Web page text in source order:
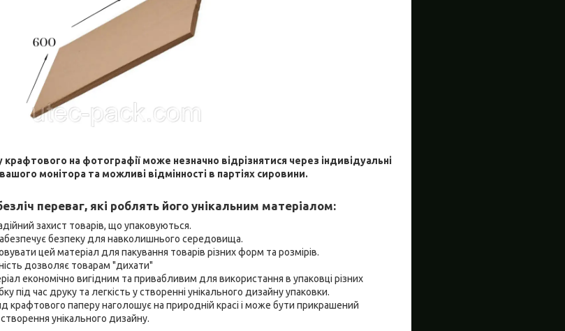
крафтового на фотографії може незначно відрізнятися через індивідуальні
монітора та можливі відмінності в партіях сировини.
переваг, які роблять його унікальним матеріалом:
захист товарів, що упаковуються.
безпеку для навколишнього середовища.
цей матеріал для пакування товарів різних форм та розмірів.
дозволяє товарам "дихати"
економічно вигідним та привабливим для використання в упаковці різних
під час друку та легкість у створенні унікального дизайну упаковки.
крафтового паперу наголошує на природній красі і може бути прикрашений
унікального дизайну.